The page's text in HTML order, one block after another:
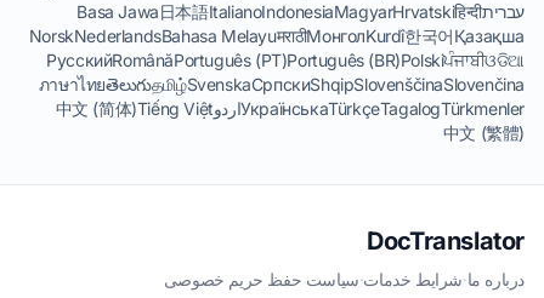
עבריתहिन्दी
Hrvatski
Magyar
Indonesia
Italiano
日本語
Basa Jawa
Қазақша
한국어
Kurdî
Монгол
मराठी
Bahasa Melayu
Nederlands
Norsk
ଓଡିଆ
ਪੰਜਾਬੀ
Polski
Português (BR)
Português (PT)
Română
Русский
Slovenčina
Slovenščina
Shqip
Српски
Svenska
தமிழ்
తెలుగు
ภาษาไทย
Türkmenler
Tagalog
Türkçe
УкраїнськаاردوTiếng Việt
中文 (简体)
中文 (繁體)
DocTranslator
درباره ما·شرایط خدمات·سیاست حفظ حریم خصوصی